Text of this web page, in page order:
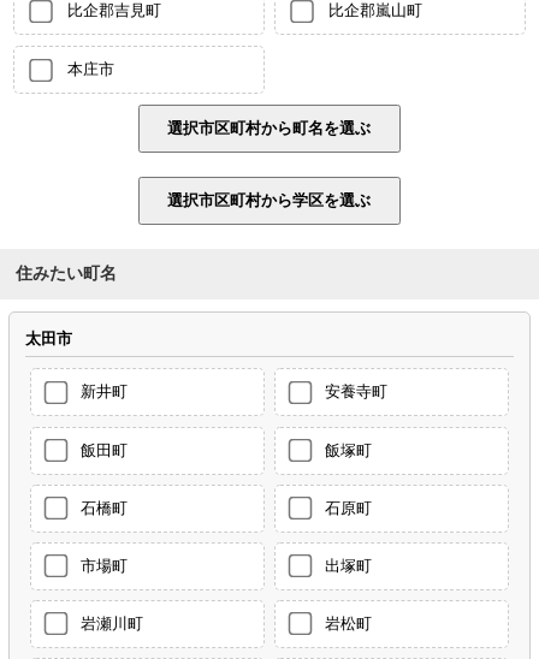
比企郡吉見町 比企郡嵐山町
本庄市
住みたい町名
太田市
新井町 安養寺町
飯田町 飯塚町
石橋町 石原町
市場町 出塚町
岩瀬川町 岩松町